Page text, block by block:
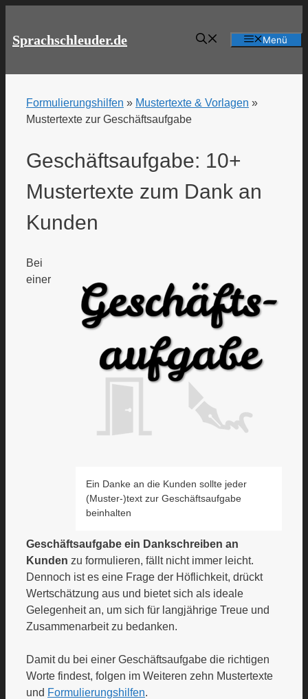
springen
Sprachschleuder.de Menü
Formulierungshilfen » Mustertexte & Vorlagen »
Mustertexte zur Geschäftsaufgabe
Geschäftsaufgabe: 10+
Mustertexte zum Dank an
Kunden
Ein Danke an die Kunden sollte jeder
(Muster-)text zur Geschäftsaufgabe
beinhalten
Bei
einer
Geschäftsaufgabe ein Dankschreiben an
Kunden zu formulieren, fällt nicht immer leicht.
Dennoch ist es eine Frage der Höflichkeit, drückt
Wertschätzung aus und bietet sich als ideale
Gelegenheit an, um sich für langjährige Treue und
Zusammenarbeit zu bedanken.
Damit du bei einer Geschäftsaufgabe die richtigen
Worte findest, folgen im Weiteren zehn Mustertexte
und Formulierungshilfen.